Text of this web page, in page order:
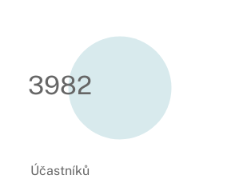
3990
Účastníků